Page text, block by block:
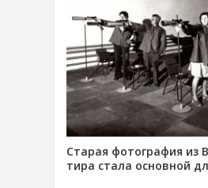
Старая фотография из
тира стала основной